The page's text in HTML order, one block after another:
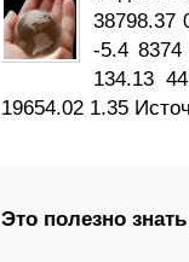
38798.37
-5.4
134.13
19654.02 1.35
Это полезно